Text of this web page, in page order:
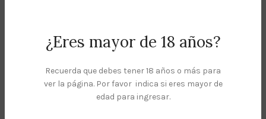
¿Eres mayor de 18 años?
Recuerda que debes tener 18 años o más para
ver la página. Por favor indica si eres mayor de
edad para ingresar.
DESCRIPTION
Este rodillo cónico es la herramienta perfecta para cualquier